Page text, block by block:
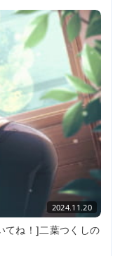
2024.11.20
てね！]二葉つくしの